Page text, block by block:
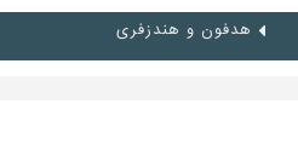
هدفون و هندزفری